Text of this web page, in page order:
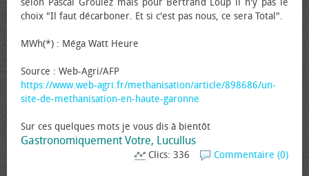
selon Pascal Grouiez mais pour Bertrand Loup il n'y pas le
choix "Il faut décarboner. Et si c'est pas nous, ce sera Total".
MWh(*) : Méga Watt Heure
Source : Web-Agri/AFP
https://www.web-agri.fr/methanisation/article/898686/un-
site-de-methanisation-en-haute-garonne
Sur ces quelques mots je vous dis à bientôt
Gastronomiquement Votre, Lucullus
Commentaire (0)
Clics: 336